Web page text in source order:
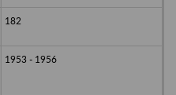
182
1953 - 1956